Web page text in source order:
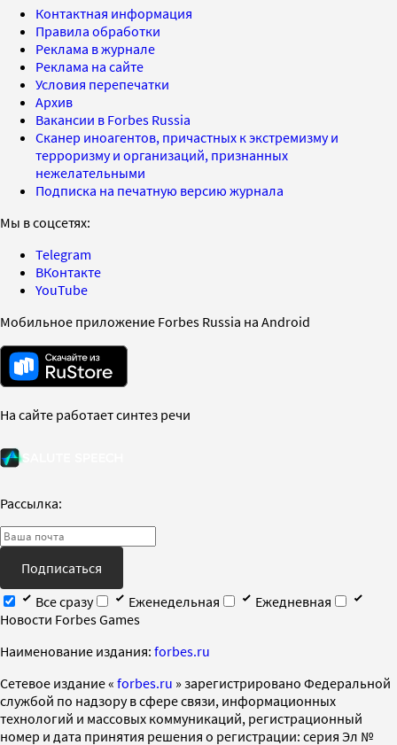
Контактная информация
Правила обработки
Реклама в журнале
Реклама на сайте
Условия перепечатки
Архив
Вакансии в Forbes Russia
Сканер иноагентов, причастных к экстремизму и
терроризму и организаций, признанных
нежелательными
Подписка на печатную версию журнала
Мы в соцсетях:
Telegram
ВКонтакте
YouTube
Мобильное приложение Forbes Russia на Android
На сайте работает синтез речи
Рассылка:
Подписаться
Все сразу
Еженедельная
Ежедневная
Новости Forbes Games
Наименование издания: forbes.ru
Cетевое издание « forbes.ru » зарегистрировано Федеральной
службой по надзору в сфере связи, информационных
технологий и массовых коммуникаций, регистрационный
номер и дата принятия решения о регистрации: серия Эл №